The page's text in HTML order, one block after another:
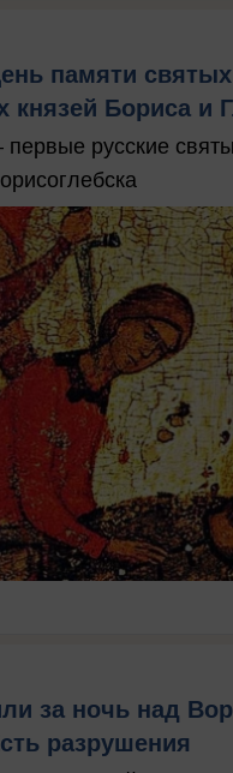
памяти святых
князей Бориса и
первые русские
за ночь над
разрушения